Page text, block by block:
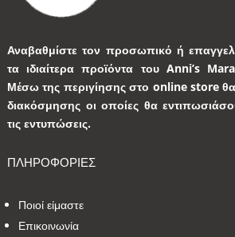
Αναβαθμίστε τον προσωπικό ή
τα ιδιαίτερα προϊόντα του Anni’s
Μέσω της περιγίησης στο online store
διακόσμησης οι οποίες θα
τις εντυπώσεις.
ΠΛΗΡΟΦΟΡΙΕΣ
Ποιοί είμαστε
Επικοινωνία